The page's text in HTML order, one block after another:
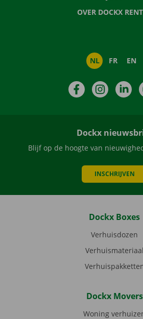
OVER DOCKX
NL FR EN
FacebookInstagram
Dockx
Blijf op de hoogte van
INSCHRIJVEN
Dockx Boxes
Verhuisdozen
Verhuismateriaal
Dockx Movers
Woning